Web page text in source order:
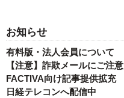
お知らせ
有料版・法人会員について
【注意】詐欺メールにご注意
FACTIVA向け記事提供拡充
日経テレコンへ配信中